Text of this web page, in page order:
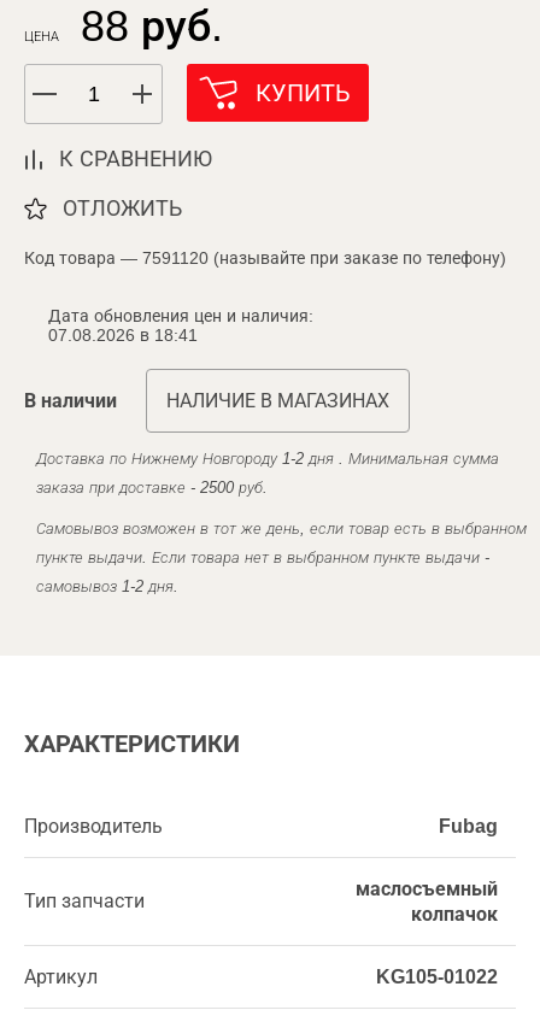
ЦЕНА 88 руб.
КУПИТЬ
К СРАВНЕНИЮ
ОТЛОЖИТЬ
Код товара — 7591120 (называйте при заказе по телефону)
Дата обновления цен и наличия:
07.08.2026 в 18:41
В наличии НАЛИЧИЕ В МАГАЗИНАХ
Доставка по Нижнему Новгороду 1-2 дня . Минимальная сумма
заказа при доставке - 2500 руб.
Самовывоз возможен в тот же день, если товар есть в выбранном
пункте выдачи. Если товара нет в выбранном пункте выдачи -
самовывоз 1-2 дня.
ХАРАКТЕРИСТИКИ
Производитель Fubag
Тип запчасти
маслосъемный
колпачок
Артикул KG105-01022